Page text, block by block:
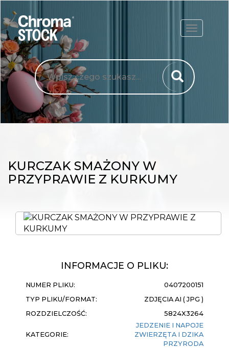
KURCZAK SMAŻONY W
PRZYPRAWIE Z KURKUMY
INFORMACJE O PLIKU:
NUMER PLIKU:
0407200151
TYP PLIKU/FORMAT:
ZDJĘCIA AI ( JPG )
ROZDZIELCZOŚĆ:
5824X3264
KATEGORIE:
JEDZENIE I NAPOJE
ZWIERZĘTA I DZIKA
PRZYRODA